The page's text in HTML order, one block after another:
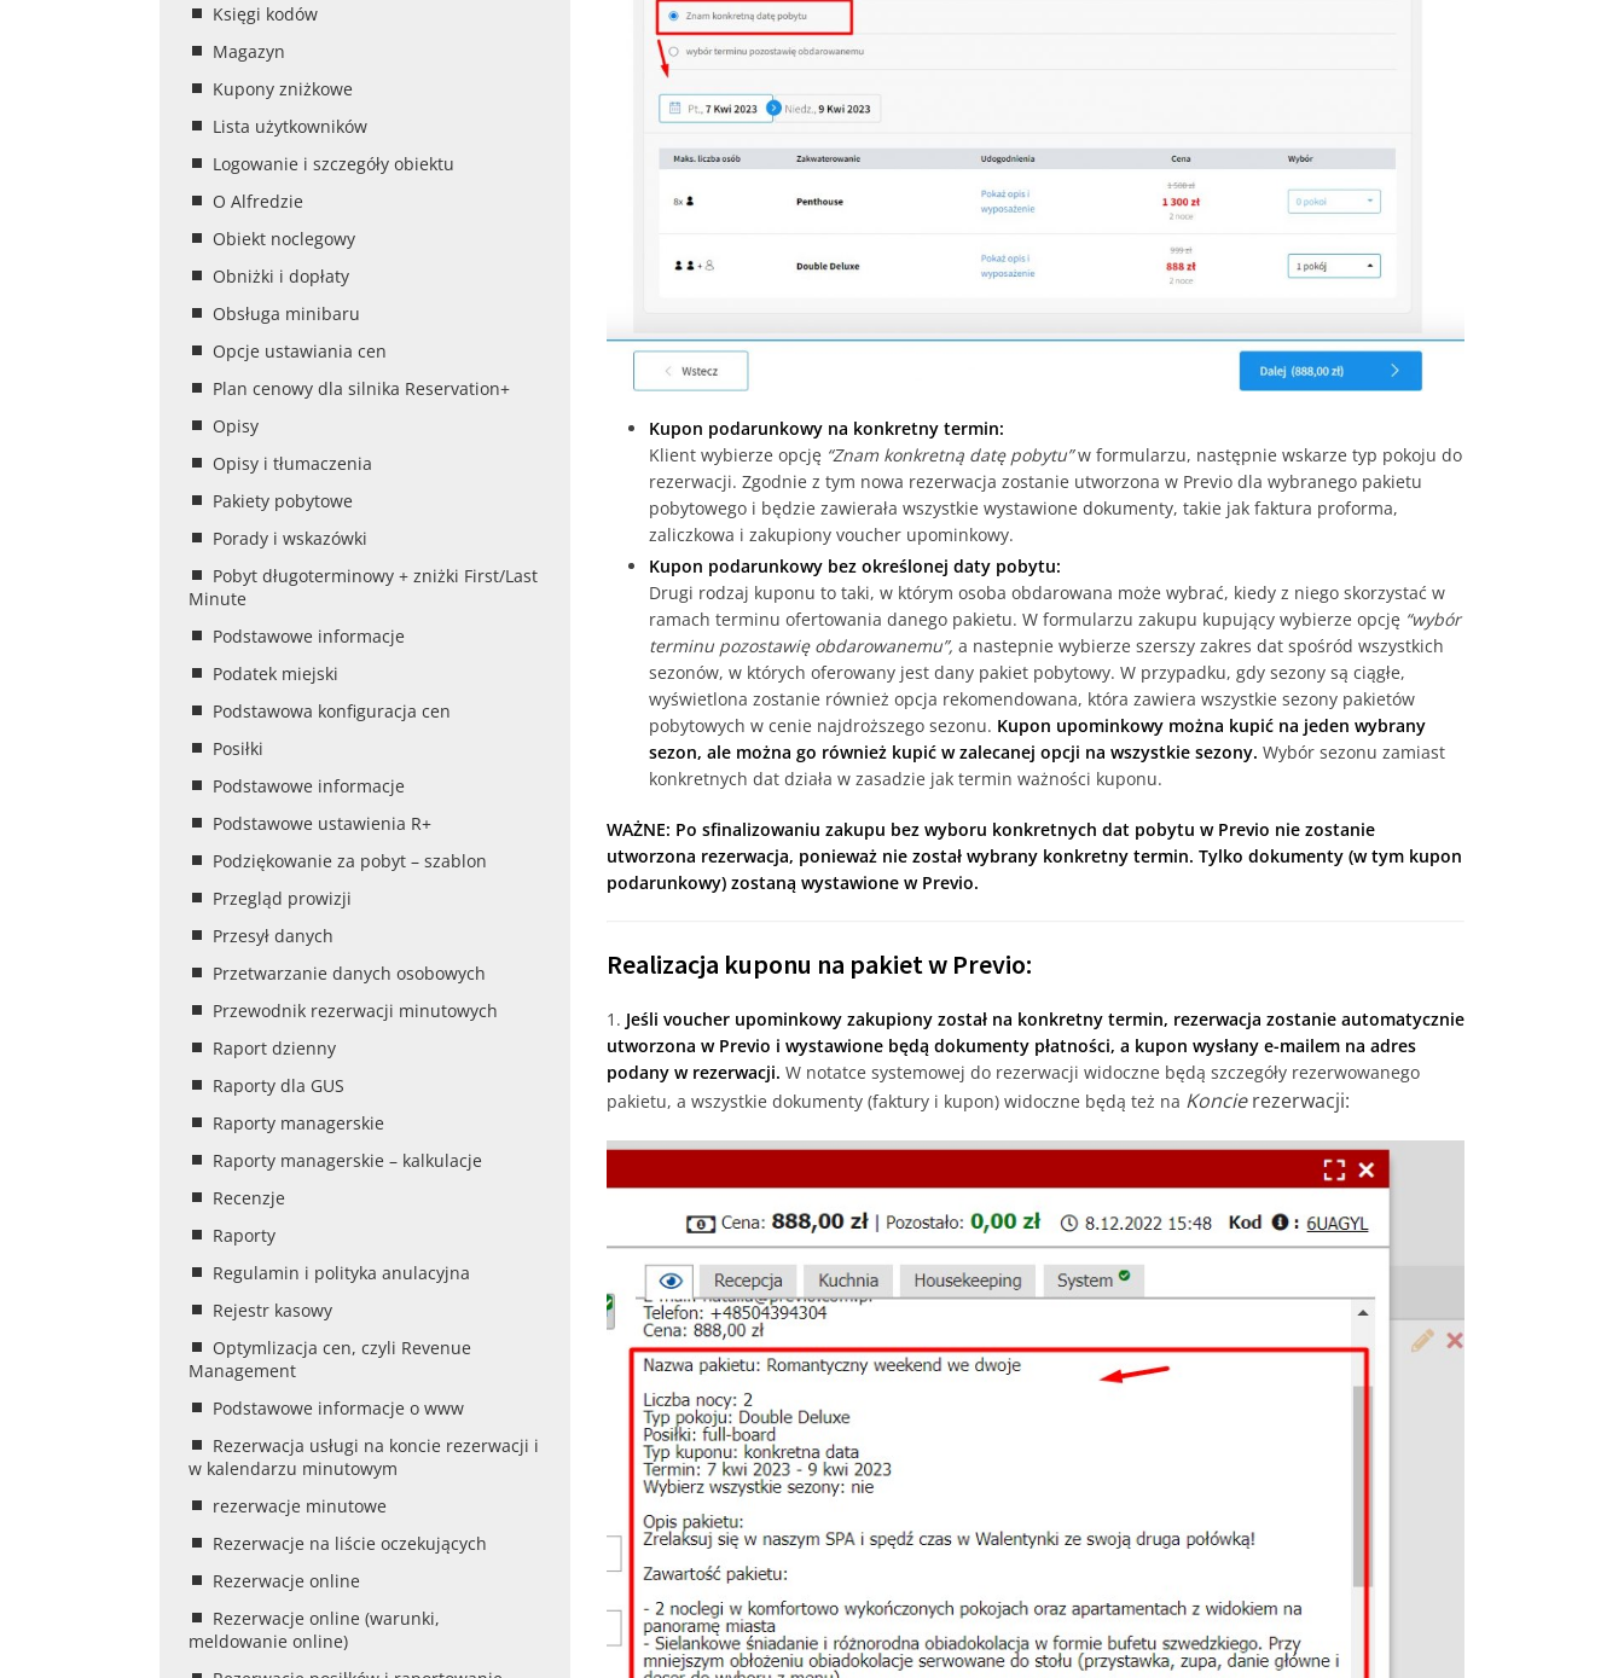
Księgi kodów
Magazyn
Kupony zniżkowe
Lista użytkowników
Logowanie i szczegóły obiektu
O Alfredzie
Obiekt noclegowy
Obniżki i dopłaty
Obsługa minibaru
Opcje ustawiania cen
Plan cenowy dla silnika Reservation+
Opisy
Opisy i tłumaczenia
Pakiety pobytowe
Porady i wskazówki
Pobyt długoterminowy + zniżki First/Last
Minute
Podstawowe informacje
Podatek miejski
Podstawowa konfiguracja cen
Posiłki
Podstawowe informacje
Podstawowe ustawienia R+
Podziękowanie za pobyt – szablon
Przegląd prowizji
Przesył danych
Przetwarzanie danych osobowych
Przewodnik rezerwacji minutowych
Raport dzienny
Raporty dla GUS
Raporty managerskie
Raporty managerskie – kalkulacje
Recenzje
Raporty
Regulamin i polityka anulacyjna
Rejestr kasowy
Optymlizacja cen, czyli Revenue
Management
Podstawowe informacje o www
Rezerwacja usługi na koncie rezerwacji i
w kalendarzu minutowym
rezerwacje minutowe
Rezerwacje na liście oczekujących
Rezerwacje online
Rezerwacje online (warunki,
meldowanie online)
Kupon podarunkowy na konkretny termin:
Klient wybierze opcję “Znam konkretną datę pobytu”w formularzu, następnie wskarze typ pokoju do
rezerwacji. Zgodnie z tym nowa rezerwacja zostanie utworzona w Previo dla wybranego pakietu
pobytowego i będzie zawierała wszystkie wystawione dokumenty, takie jak faktura proforma,
zaliczkowa i zakupiony voucher upominkowy.
Kupon podarunkowy bez określonej daty pobytu:
Drugi rodzaj kuponu to taki, w którym osoba obdarowana może wybrać, kiedy z niego skorzystać w
ramach terminu ofertowania danego pakietu. W formularzu zakupu kupujący wybierze opcję “wybór
terminu pozostawię obdarowanemu”, a nastepnie wybierze szerszy zakres dat spośród wszystkich
sezonów, w których oferowany jest dany pakiet pobytowy. W przypadku, gdy sezony są ciągłe,
wyświetlona zostanie również opcja rekomendowana, która zawiera wszystkie sezony pakietów
pobytowych w cenie najdroższego sezonu. Kupon upominkowy można kupić na jeden wybrany
sezon, ale można go również kupić w zalecanej opcji na wszystkie sezony. Wybór sezonu zamiast
konkretnych dat działa w zasadzie jak termin ważności kuponu.
WAŻNE: Po sfinalizowaniu zakupu bez wyboru konkretnych dat pobytu w Previo nie zostanie
utworzona rezerwacja, ponieważ nie został wybrany konkretny termin. Tylko dokumenty (w tym kupon
podarunkowy) zostaną wystawione w Previo.
Realizacja kuponu na pakiet w Previo:
1. Jeśli voucher upominkowy zakupiony został na konkretny termin, rezerwacja zostanie automatycznie
utworzona w Previo i wystawione będą dokumenty płatności, a kupon wysłany e-mailem na adres
podany w rezerwacji. W notatce systemowej do rezerwacji widoczne będą szczegóły rezerwowanego
pakietu, a wszystkie dokumenty (faktury i kupon) widoczne będą też na Koncierezerwacji: